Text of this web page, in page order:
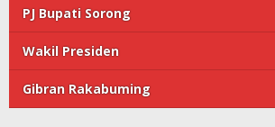
PJ Bupati Sorong
Wakil Presiden
Gibran Rakabuming